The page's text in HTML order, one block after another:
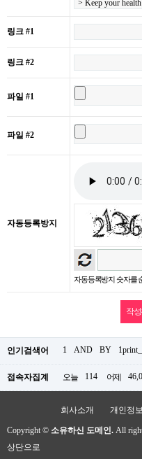
링크 #1
링크 #2
파일 #1
파일 #2
자동등록방지
자동등록방지 숫자를
인기검색어 1 AND BY
접속자집계 오늘 114 어제
회사소개 개인정
Copyright © 소유하신 도메인. All
상단으로